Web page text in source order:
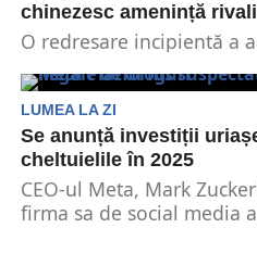
chinezesc amenință
O redresare incipientă a
artificială, Nvidia, s-a
LUMEA LA ZI
Se anunță investiții
cheltuielile în 2025
CEO-ul Meta, Mark
firma sa de social media